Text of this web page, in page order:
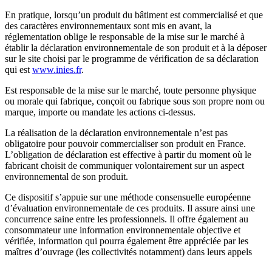
En pratique, lorsqu’un produit du bâtiment est commercialisé et que
des caractères environnementaux sont mis en avant, la
réglementation oblige le responsable de la mise sur le marché à
établir la déclaration environnementale de son produit et à la déposer
sur le site choisi par le programme de vérification de sa déclaration
qui est www.inies.fr.
Est responsable de la mise sur le marché, toute personne physique
ou morale qui fabrique, conçoit ou fabrique sous son propre nom ou
marque, importe ou mandate les actions ci-dessus.
La réalisation de la déclaration environnementale n’est pas
obligatoire pour pouvoir commercialiser son produit en France.
L’obligation de déclaration est effective à partir du moment où le
fabricant choisit de communiquer volontairement sur un aspect
environnemental de son produit.
Ce dispositif s’appuie sur une méthode consensuelle européenne
d’évaluation environnementale de ces produits. Il assure ainsi une
concurrence saine entre les professionnels. Il offre également au
consommateur une information environnementale objective et
vérifiée, information qui pourra également être appréciée par les
maîtres d’ouvrage (les collectivités notamment) dans leurs appels